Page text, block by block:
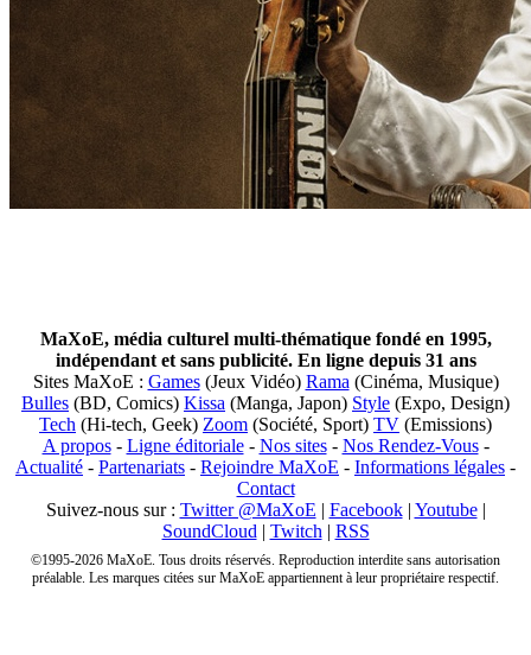
MaXoE, média culturel multi-thématique fondé en 1995,
indépendant et sans publicité. En ligne depuis 31 ans
Sites MaXoE : Games(Jeux Vidéo) Rama (Cinéma, Musique)
Bulles (BD, Comics) Kissa (Manga, Japon) Style (Expo, Design)
Tech (Hi-tech, Geek) Zoom (Société, Sport) TV (Emissions)
A propos- Ligne éditoriale- Nos sites- Nos Rendez-Vous-
Actualité - Partenariats - Rejoindre MaXoE - Informations légales -
Contact
Suivez-nous sur : Twitter @MaXoE | Facebook| Youtube|
SoundCloud | Twitch | RSS
©1995-2026 MaXoE. Tous droits réservés. Reproduction interdite sans autorisation
préalable. Les marques citées sur MaXoE appartiennent à leur propriétaire respectif.